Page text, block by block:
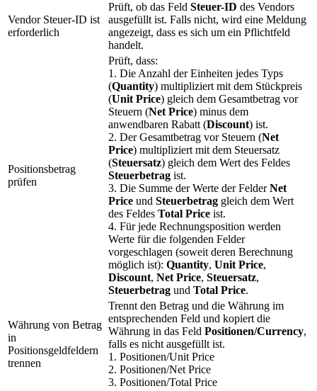
Vendor Steuer-ID ist
erforderlich
Prüft, ob das Feld Steuer-ID des Vendors
ausgefüllt ist. Falls nicht, wird eine Meldung
angezeigt, dass es sich um ein Pflichtfeld
handelt.
Positionsbetrag
prüfen
Prüft, dass:
1. Die Anzahl der Einheiten jedes Typs
(Quantity) multipliziert mit dem Stückpreis
(Unit Price) gleich dem Gesamtbetrag vor
Steuern (Net Price) minus dem
anwendbaren Rabatt (Discount) ist.
2. Der Gesamtbetrag vor Steuern (Net
Price) multipliziert mit dem Steuersatz
(Steuersatz) gleich dem Wert des Feldes
Steuerbetrag ist.
3. Die Summe der Werte der FelderNet
Price und Steuerbetrag gleich dem Wert
des Feldes Total Price ist.
4. Für jede Rechnungsposition werden
Werte für die folgenden Felder
vorgeschlagen (soweit deren Berechnung
möglich ist): Quantity, Unit Price,
Discount, Net Price, Steuersatz,
Steuerbetrag und Total Price.
Währung von Betrag
in
Positionsgeldfeldern
trennen
Trennt den Betrag und die Währung im
entsprechenden Feld und kopiert die
Währung in das Feld Positionen/Currency,
falls es nicht ausgefüllt ist.
1. Positionen/Unit Price
2. Positionen/Net Price
3. Positionen/Total Price